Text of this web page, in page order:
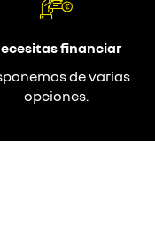
financiar
de varias
opciones.